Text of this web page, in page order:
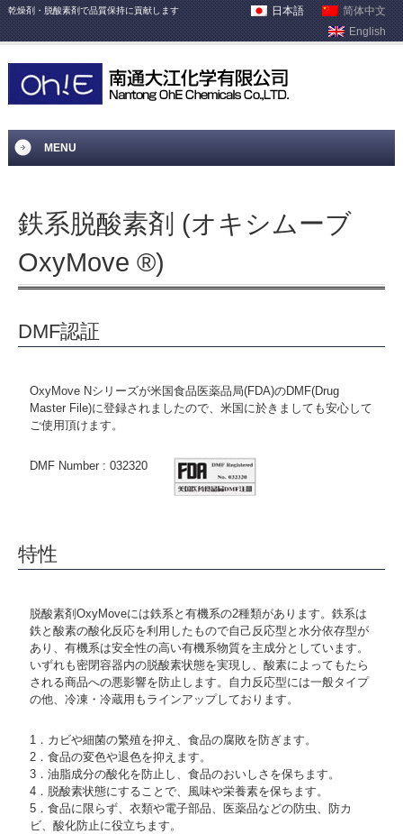
乾燥剤・脱酸素剤で品質保持に貢献します 日本語
简体中文
English
MENU
鉄系脱酸素剤 (オキシムーブ
OxyMove ®)
DMF認証
OxyMove Nシリーズが米国食品医薬品局(FDA)のDMF(Drug
Master File)に登録されましたので、米国に於きましても安心して
ご使用頂けます。
DMF Number : 032320
特性
脱酸素剤OxyMoveには鉄系と有機系の2種類があります。鉄系は
鉄と酸素の酸化反応を利用したもので自己反応型と水分依存型が
あり、有機系は安全性の高い有機系物質を主成分としています。
いずれも密閉容器内の脱酸素状態を実現し、酸素によってもたら
される商品への悪影響を防止します。自力反応型には一般タイプ
の他、冷凍・冷蔵用もラインアップしております。
1．カビや細菌の繁殖を抑え、食品の腐敗を防ぎます。
2．食品の変色や退色を抑えます。
3．油脂成分の酸化を防止し、食品のおいしさを保ちます。
4．脱酸素状態にすることで、風味や栄養素を保ちます。
5．食品に限らず、衣類や電子部品、医薬品などの防虫、防カ
ビ、酸化防止に役立ちます。